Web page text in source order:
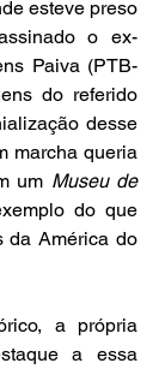
esteve preso
o ex-
Paiva (PTB-
do referido
desse
marcha queria
um Museu de
do que
da América do
a própria
a essa